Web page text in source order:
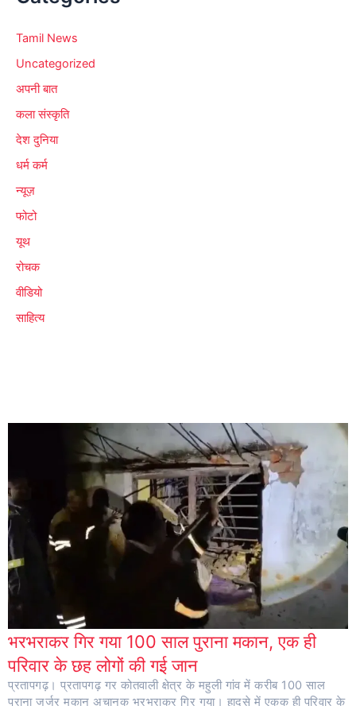
Tamil News
Uncategorized
अपनी बात
कला संस्कृति
देश दुनिया
धर्म कर्म
न्यूज़
फोटो
यूथ
रोचक
वीडियो
साहित्य
भरभराकर गिर गया 100 साल पुराना मकान, एक ही
परिवार के छह लोगों की गई जान
प्रतापगढ़। प्रतापगढ़ गर कोतवाली क्षेत्र के महुली गांव में करीब 100 साल
पुराना जर्जर मकान अचानक भरभराकर गिर गया। हादसे में एकक ही परिवार के